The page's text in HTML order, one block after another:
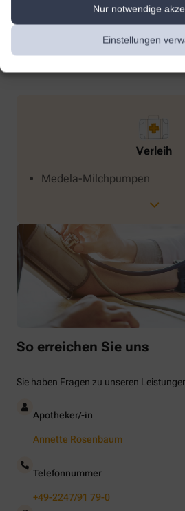
Nur notwendige
Einstellungen
Barrierefrei
Gutscheine
Verleih
Medela-Milchpumpen
So erreichen Sie uns
Sie haben Fragen zu unseren
Apotheker/-in
Annette Rosenbaum
Telefonnummer
+49-2247/91 79-0